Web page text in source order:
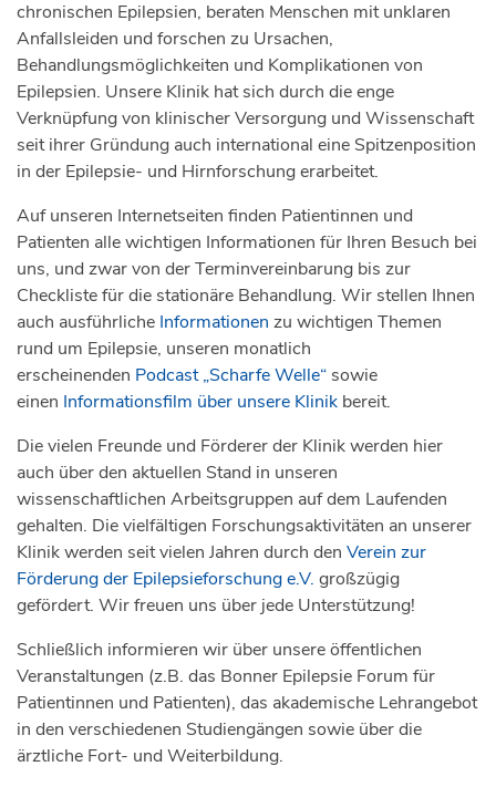
chronischen Epilepsien, beraten Menschen mit unklaren
Anfallsleiden und forschen zu Ursachen,
Behandlungsmöglichkeiten und Komplikationen von
Epilepsien. Unsere Klinik hat sich durch die enge
Verknüpfung von klinischer Versorgung und Wissenschaft
seit ihrer Gründung auch international eine Spitzenposition
in der Epilepsie- und Hirnforschung erarbeitet.
Auf unseren Internetseiten finden Patientinnen und
Patienten alle wichtigen Informationen für Ihren Besuch bei
uns, und zwar von der Terminvereinbarung bis zur
Checkliste für die stationäre Behandlung. Wir stellen Ihnen
auch ausführliche Informationen zu wichtigen Themen
rund um Epilepsie, unseren monatlich
erscheinenden Podcast „Scharfe Welle“ sowie
einen Informationsfilm über unsere Klinik bereit.
Die vielen Freunde und Förderer der Klinik werden hier
auch über den aktuellen Stand in unseren
wissenschaftlichen Arbeitsgruppen auf dem Laufenden
gehalten. Die vielfältigen Forschungsaktivitäten an unserer
Klinik werden seit vielen Jahren durch den Verein zur
Förderung der Epilepsieforschung e.V. großzügig
gefördert. Wir freuen uns über jede Unterstützung!
Schließlich informieren wir über unsere öffentlichen
Veranstaltungen (z.B. das Bonner Epilepsie Forum für
Patientinnen und Patienten), das akademische Lehrangebot
in den verschiedenen Studiengängen sowie über die
ärztliche Fort- und Weiterbildung.